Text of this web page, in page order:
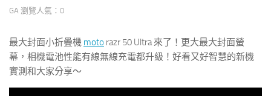
GA 瀏覽人氣：0
最大封面小折疊機 moto razr 50 Ultra 來了！更大最大封面螢
幕，相機電池性能有線無線充電都升級！好看又好智慧的新機
實測和大家分享～